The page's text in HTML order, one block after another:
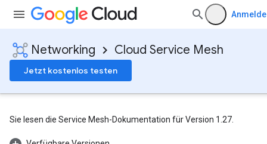
Networking Cloud Service Mesh
Jetzt kostenlos testen
Sie lesen die Service Mesh-Dokumentation für Version 1.27.